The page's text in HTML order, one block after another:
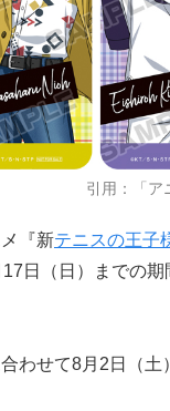
引用：「ア
『新テニスの王子
日（日）までの
わせて8月2日（土